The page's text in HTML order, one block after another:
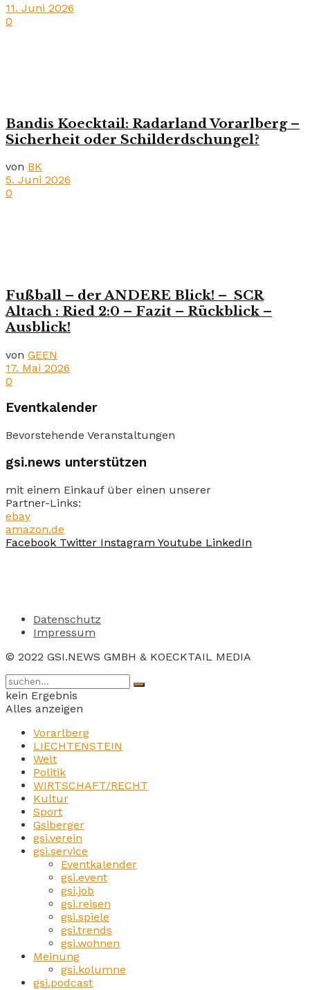
11. Juni 2026
0
Bandis Koecktail: Radarland Vorarlberg –
Sicherheit oder Schilderdschungel?
von BK
5. Juni 2026
0
Fußball – der ANDERE Blick! – SCR
Altach : Ried 2:0 – Fazit – Rückblick –
Ausblick!
von GEEN
17. Mai 2026
0
Eventkalender
Bevorstehende Veranstaltungen
gsi.news unterstützen
mit einem Einkauf über einen unserer
Partner-Links:
ebay
amazon.de
Facebook Twitter Instagram Youtube LinkedIn
Datenschutz
Impressum
© 2022 GSI.NEWS GMBH & KOECKTAIL MEDIA
kein Ergebnis
Alles anzeigen
Vorarlberg
LIECHTENSTEIN
Welt
Politik
WIRTSCHAFT/RECHT
Kultur
Sport
Gsiberger
gsi.verein
gsi.service
Eventkalender
gsi.event
gsi.job
gsi.reisen
gsi.spiele
gsi.trends
gsi.wohnen
Meinung
gsi.kolumne
gsi.podcast